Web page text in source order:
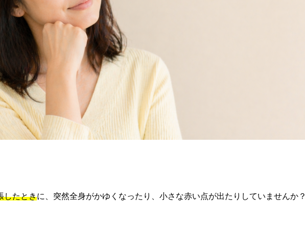
したときに、突然全身がかゆくなったり、小さな赤い点が出たりしていませんか？